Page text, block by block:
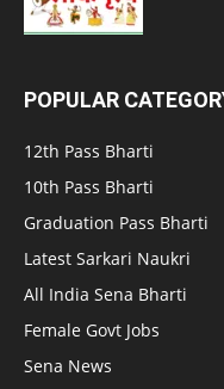
POPULAR
12th Pass Bharti
10th Pass Bharti
Graduation Pass Bharti
Latest Sarkari Naukri
All India Sena Bharti
Female Govt Jobs
Sena News